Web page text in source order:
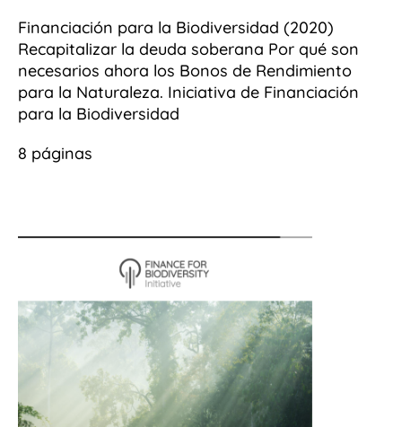
Financiación para la Biodiversidad (2020)
Recapitalizar la deuda soberana Por qué son
necesarios ahora los Bonos de Rendimiento
para la Naturaleza. Iniciativa de Financiación
para la Biodiversidad
8 páginas